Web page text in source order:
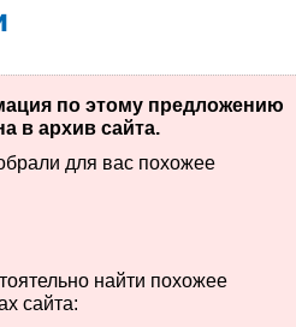
по этому предложению
в архив сайта.
для вас похожее
найти похожее
сайта: